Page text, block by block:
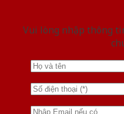
Vui lòng nhập thông